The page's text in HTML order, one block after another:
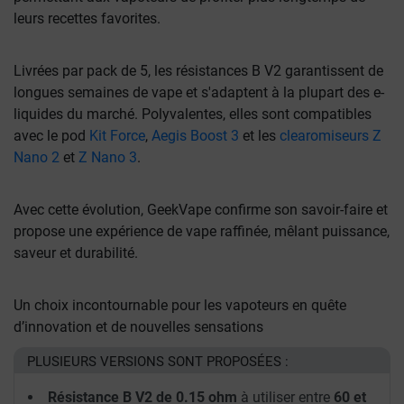
leurs recettes favorites.
Livrées par pack de 5, les résistances B V2 garantissent de
longues semaines de vape et s'adaptent à la plupart des e-
liquides du marché. Polyvalentes, elles sont compatibles
avec le pod Kit Force, Aegis Boost 3 et les clearomiseurs Z
Nano 2 et Z Nano 3.
Avec cette évolution, GeekVape confirme son savoir-faire et
propose une expérience de vape raffinée, mêlant puissance,
saveur et durabilité.
Un choix incontournable pour les vapoteurs en quête
d’innovation et de nouvelles sensations
PLUSIEURS VERSIONS SONT PROPOSÉES :
Résistance B V2 de 0.15 ohm à utiliser entre 60 et